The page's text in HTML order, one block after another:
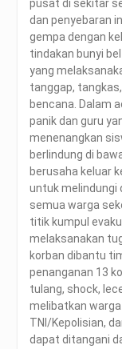
pusat di sekitar
dan penyebaran
gempa dengan
tindakan bunyi
yang
tanggap,
bencana. Dalam
panik dan guru
menenangkan
berlindung di
berusaha keluar
untuk melindungi
semua warga
titik kumpul
melaksanakan
korban dibantu
penanganan 13
tulang, shock,
melibatkan warga
TNI/Kepolisian,
dapat ditangani